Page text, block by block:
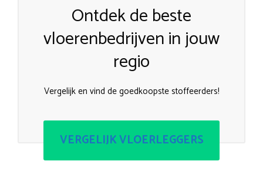
Ontdek de beste
vloerenbedrijven in jouw
regio
Vergelijk en vind de goedkoopste stoffeerders!
VERGELIJK VLOERLEGGERS